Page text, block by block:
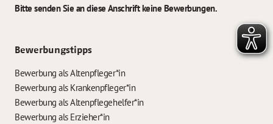
Bitte senden Sie an diese Anschrift keine Bewerbungen.
Bewerbungstipps
Bewerbung als Altenpfleger*in
Bewerbung als Krankenpfleger*in
Bewerbung als Altenpflegehelfer*in
Bewerbung als Erzieher*in